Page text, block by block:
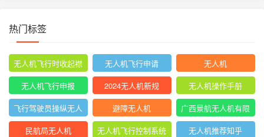
热门标签
无人机飞行时收起襟
翼
无人机飞行申请
无人机
无人机飞行申报
2024无人机新规
无人机操作手册
飞行驾驶员操纵无人
机坡度转弯时
避障无人机
广西景航无人机有限
公司官网首页
民航局无人机 无人机飞行控制系统 无人机推荐知乎